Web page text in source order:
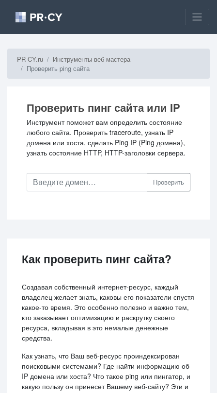
PR-CY.ru
Инструменты веб-мастера
Проверить ping сайта
Проверить пинг сайта или IP
Инструмент поможет вам определить состояние
любого сайта. Проверить traceroute, узнать IP
домена или хоста, сделать Ping IP (Ping домена),
узнать состояние HTTP, HTTP-заголовки сервера.
Проверить
Как проверить пинг сайта?
Создавая собственный интернет-ресурс, каждый
владелец желает знать, каковы его показатели спустя
какое-то время. Это особенно полезно и важно тем,
кто заказывает оптимизацию и раскрутку своего
ресурса, вкладывая в это немалые денежные
средства.
Как узнать, что Ваш веб-ресурс проиндексирован
поисковыми системами? Где найти информацию об
IP домена или хоста? Что такое ping или пингатор, и
какую пользу он принесет Вашему веб-сайту? Эти и